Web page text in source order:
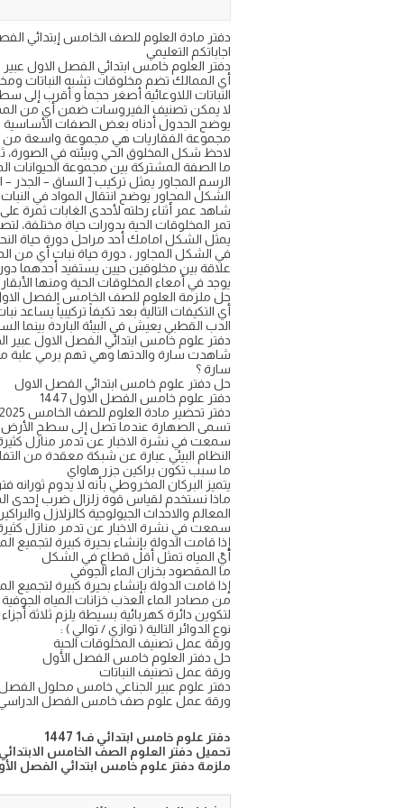
اجاباتكم التعليمي
دفتر العلوم خامس ابتدائي الفصل الاول عبير
أي الممالك تضم مخلوقات تشبه النباتات
النباتات اللاوعائية أصغر حجماً و أقرب إلى
لا يمكن تصنيف الفيروسات ضمن أي من
يوضح الجدول أدناه بعض الصفات الأساسية
مجموعة الفقاريات هي مجموعة واسعة من
لاحظ شكل المخلوق الحي وبيئته في الصورة،
ما الصفة المشتركة بين مجموعة الحيوانات
الرسم المجاور يمثل تركيب [ الساق – الجذر –
الشكل المجاور يوضح انتقال المواد في
شاهد عمر أثناء رحلته لأحدى الغابات
تمر المخلوقات الحية بدورات حياة مختلفة،
يمثل الشكل امامك أحد مراحل دورة حياة
في الشكل المجاور ، دورة حياة نبات أي من
علاقة بين مخلوقين حيين يستفيد أحدهما
يوجد في أمعاء المخلوقات الحية ومنها
حل ملزمة العلوم للصف الخامس الفصل
أي التكيفات التالية بعد تكيفاً تركيبياً يساعد
الدب القطبي يعيش في البيئة الباردة بينما
دفتر علوم خامس ابتدائي الفصل الاول عبير
شاهدت سارة والدتها وهي تهم برمي علبة
سارة ؟
حل دفتر علوم خامس ابتدائي الفصل الاول
دفتر علوم خامس الفصل الاول 1447
دفتر تحضير مادة العلوم للصف الخامس pdf 2025
تسمى الصهارة عندما تصل إلى سطح الأرض
سمعت في نشرة الاخبار عن تدمر منازل
النظام البيئي عبارة عن شبكة معقدة من
ما سبب تكون براكين جزر هاواي
يتميز البركان المخروطي بأنه لا يدوم
ماذا نستخدم لقياس قوة زلزال ضرب إحدى
المعالم والاحداث الجيولوجية كالزلازل
سمعت في نشرة الاخبار عن تدمر منازل
إذا قامت الدولة بإنشاء بحيرة كبيرة لتجميع
أيّ المياه تمثل أقل قطاع في الشكل
ما المقصود بخزان الماء الجوفي
إذا قامت الدولة بإنشاء بحيرة كبيرة لتجميع
من مصادر الماء العذب خزانات المياه
لتكوين دائرة كهربائية بسيطة يلزم ثلاثة
نوع الدوائر التالية ( توازي / توالي ) :
ورقة عمل تصنيف المخلوقات الحية
حل دفتر العلوم خامس الفصل الأول
ورقة عمل تصنيف النباتات
دفتر علوم عبير الجناعي خامس محلول
ورقة عمل علوم صف خامس الفصل الدراسي
دفتر علوم خامس ابتدائي ف1 1447
تحميل دفتر العلوم الصف الخامس الابتدائي
ملزمة دفتر علوم خامس ابتدائي الفصل